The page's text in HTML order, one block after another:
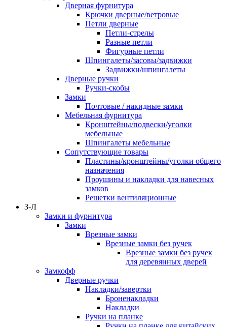
Дверная фурнитура
Крючки дверные/ветровые
Петли дверные
Петли-стрелы
Разные петли
Фигурные петли
Шпингалеты/засовы/задвижки
Задвижки/шпингалеты
Дверные ручки
Ручки-скобы
Замки
Почтовые / накидные замки
Мебельная фурнитура
Кронштейны/подвески/уголки
мебельные
Шпингалеты мебельные
Сопутствующие товары
Пластины/кронштейны/уголки общего
назначения
Проушины и накладки для навесных
замков
Решетки вентиляционные
З-Л
Замки и фурнитура
Замки
Врезные замки
Врезные замки без ручек
Врезные замки без ручек
для деревянных дверей
Замкофф
Дверные ручки
Накладки/завертки
Броненакладки
Накладки
Ручки на планке